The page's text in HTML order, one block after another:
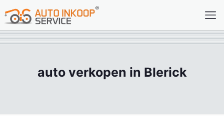
auto verkopen in Blerick